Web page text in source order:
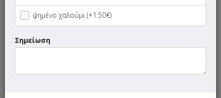
Panini Sandwiches
Pita Club
Λαγάνα
ψημένο χαλούμι (+1.50€)
Σημείωση